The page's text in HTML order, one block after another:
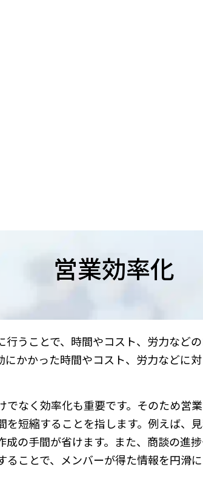
営業効率化
うことで、時間やコスト、労力など
かかった時間やコスト、労力などに
なく効率化も重要です。そのため営業
短縮することを指します。例えば、
の手間が省けます。また、商談の進
ことで、メンバーが得た情報を円滑